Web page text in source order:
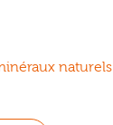
naturels